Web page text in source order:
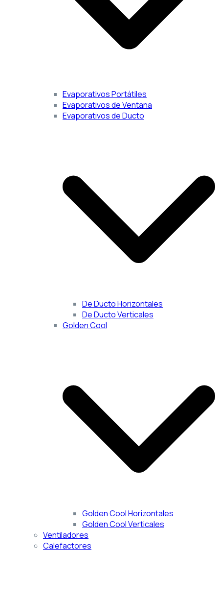
Evaporativos Portátiles
Evaporativos de Ventana
Evaporativos de Ducto
De Ducto Horizontales
De Ducto Verticales
Golden Cool
Golden Cool Horizontales
Golden Cool Verticales
Ventiladores
Calefactores